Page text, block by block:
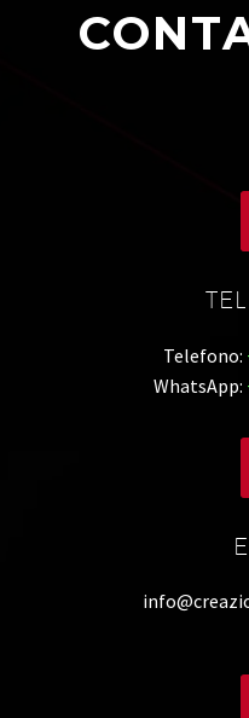
Telefono:
WhatsApp: